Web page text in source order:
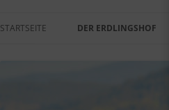
STARTSEITE DER ERDLINGSHOF